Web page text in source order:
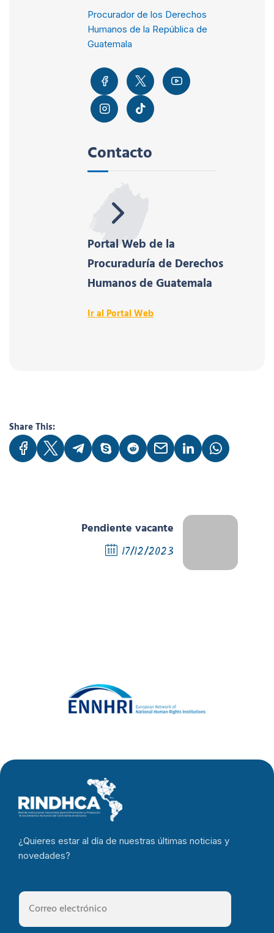
Procurador de los Derechos
Humanos de la República de
Guatemala
Contacto
Portal Web de la
Procuraduría de Derechos
Humanos de Guatemala
Ir al Portal Web
Share This:
Pendiente vacante
17/12/2023
¿Quieres estar al día de nuestras últimas noticias y
novedades?